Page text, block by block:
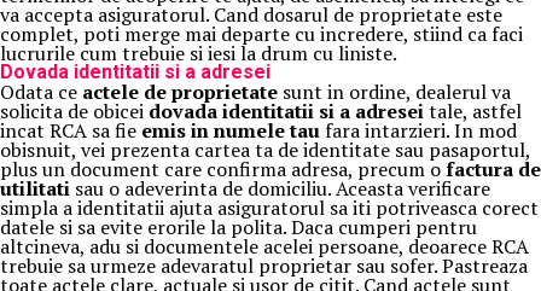
va accepta asiguratorul. Cand dosarul de proprietate este
complet, poti merge mai departe cu incredere, stiind ca faci
lucrurile cum trebuie si iesi la drum cu liniste.
Dovada identitatii si a adresei
Odata ce actele de proprietate sunt in ordine, dealerul va
solicita de obicei dovada identitatii si a adreseitale, astfel
incat RCA sa fie emis in numele taufara intarzieri. In mod
obisnuit, vei prezenta cartea ta de identitate sau pasaportul,
plus un document care confirma adresa, precum ofactura de
utilitati sau o adeverinta de domiciliu. Aceasta verificare
simpla a identitatii ajuta asiguratorul sa iti potriveasca corect
datele si sa evite erorile la polita. Daca cumperi pentru
altcineva, adu si documentele acelei persoane, deoarece RCA
trebuie sa urmeze adevaratul proprietar sau sofer. Pastreaza
toate actele clare, actuale si usor de citit. Cand actele sunt